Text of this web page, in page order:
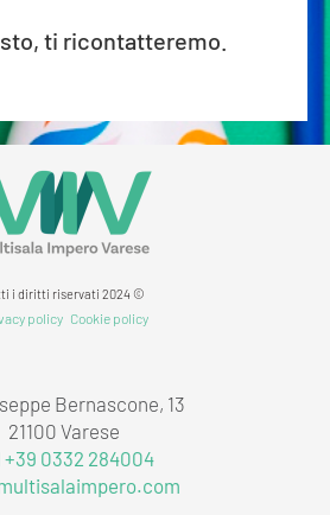
ti ricontatteremo.
i diritti riservati 2024 ©
policy Cookie policy
Bernascone, 13
21100 Varese
+39 0332 284004